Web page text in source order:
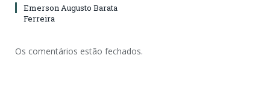
Emerson Augusto Barata
Ferreira
Os comentários estão fechados.